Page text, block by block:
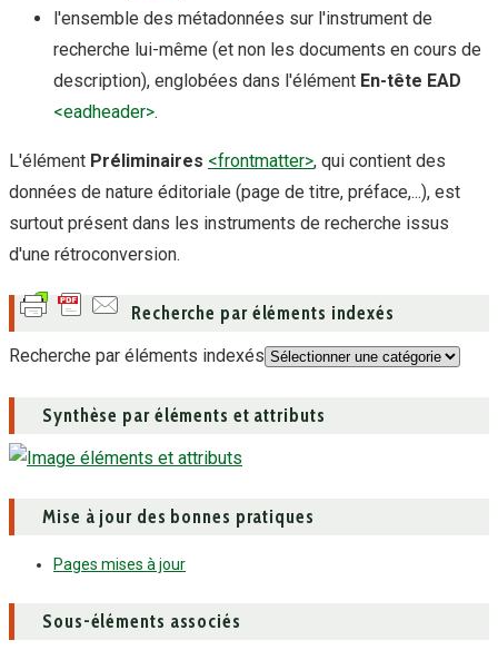
l'ensemble des métadonnées sur l'instrument de
recherche lui-même (et non les documents en cours de
description), englobées dans l'élément En-tête EAD
<eadheader>.
L'élément Préliminaires <frontmatter>, qui contient des
données de nature éditoriale (page de titre, préface,...), est
surtout présent dans les instruments de recherche issus
d'une rétroconversion.
Recherche par éléments indexés
Recherche par éléments indexés
Synthèse par éléments et attributs
Mise à jour des bonnes pratiques
Pages mises à jour
Sous-éléments associés